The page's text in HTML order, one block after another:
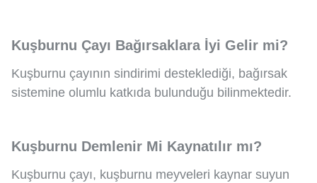
Kuşburnu Çayı Bağırsaklara İyi Gelir mi?
Kuşburnu çayının sindirimi desteklediği, bağırsak
sistemine olumlu katkıda bulunduğu bilinmektedir.
Kuşburnu Demlenir Mi Kaynatılır mı?
Kuşburnu çayı, kuşburnu meyveleri kaynar suyun